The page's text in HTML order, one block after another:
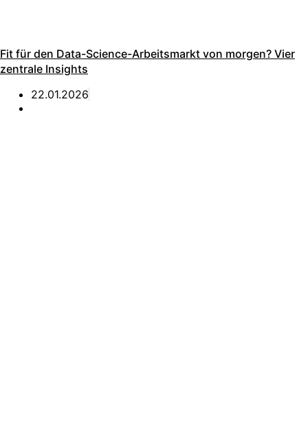
Fit für den Data-Science-Arbeitsmarkt von morgen? Vier
zentrale Insights
22.01.2026